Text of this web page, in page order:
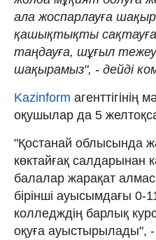
ала жоспарлауға
қашықтықты
таңдауға, шұғыл
шақырамыз", - дейді
Kazinform агенттігінің
оқушылар да 5
"Қостанай облысында
көктайғақ салдарынан
балалар жарақат
бірінші ауысымдағы
колледждің барлық
оқуға ауыстырылады", -